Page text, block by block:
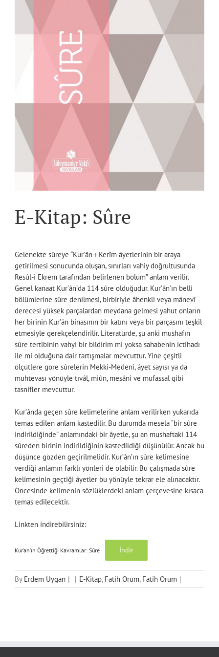
E-Kitap: Sûre
Gelenekte sûreye “Kur’ân-ı Kerîm âyetlerinin bir araya
getirilmesi sonucunda oluşan, sınırları vahiy doğrultusunda
Resûl-i Ekrem tarafından belirlenen bölüm” anlam verilir.
Genel kanaat Kur’ân’da 114 sûre olduğudur. Kur’ân’ın belli
bölümlerine sûre denilmesi, birbiriyle âhenkli veya mânevî
derecesi yüksek parçalardan meydana gelmesi yahut onların
her birinin Kur’ân binasının bir katını veya bir parçasını teşkil
etmesiyle gerekçelendirilir. Literatürde, şu anki mushafın
sûre tertibinin vahyi bir bildirim mi yoksa sahabenin ictihadı
ile mi olduğuna dair tartışmalar mevcuttur. Yine çeşitli
ölçütlere göre sûrelerin Mekkî-Medenî, âyet sayısı ya da
muhtevası yönüyle tıvâl, miûn, mesânî ve mufassal gibi
tasnifler mevcuttur.
Kur’ânda geçen sûre kelimelerine anlam verilirken yukarıda
temas edilen anlam kastedilir. Bu durumda mesela “bir sûre
indirildiğinde” anlamındaki bir âyetle, şu an mushaftaki 114
sûreden birinin indirildiğinin kastedildiği düşünülür. Ancak bu
düşünce gözden geçirilmelidir. Kur’ân’ın sûre kelimesine
verdiği anlamın farklı yönleri de olabilir. Bu çalışmada sûre
kelimesinin geçtiği âyetler bu yönüyle tekrar ele alınacaktır.
Öncesinde kelimenin sözlüklerdeki anlam çerçevesine kısaca
temas edilecektir.
Linkten indirebilirsiniz:
Kur’an’ın Öğrettiği Kavramlar: Sûre İndir
By Erdem Uygan | | E-Kitap, Fatih Orum, Fatih Orum |